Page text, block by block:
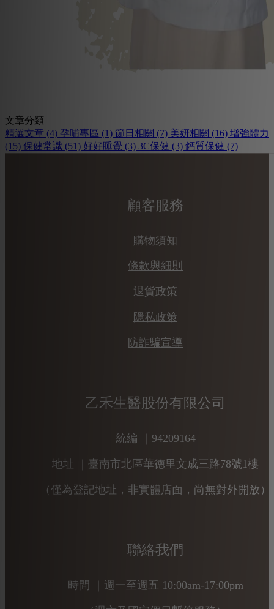
文章分類
精選文章 (4) 孕哺專區 (1) 節日相關 (7) 美妍相關 (16) 增強體力
(15) 保健常識 (51) 好好睡覺 (3) 3C保健 (3) 鈣質保健 (7)
顧客服務
購物須知
條款與細則
退貨政策
隱私政策
防詐騙宣導
乙禾生醫股份有限公司
統編 ｜94209164
地址 ｜臺南市北區華徳里文成三路78號1樓
（僅為登記地址，非實體店面，尚無對外開放）
聯絡我們
時間 ｜週一至週五 10:00am-17:00pm